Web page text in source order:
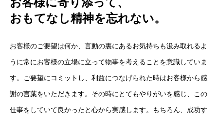
おもてなし精神を忘れない。
お客様のご要望は何か、言動の裏にあるお気持ちも汲み取れるよ
うに常にお客様の立場に立って物事を考えることを意識していま
す。ご要望にコミットし、利益につなげられた時はお客様から感
謝の言葉をいただきます。その時にとてもやりがいを感じ、この
仕事をしていて良かったと心から実感します。もちろん、成功す